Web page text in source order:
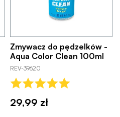
Zmywacz do pędzelków -
Aqua Color Clean 100ml
REV-39620
29,99 zł